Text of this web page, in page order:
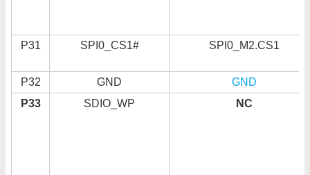
P31 SPI0_CS1# SPI0_M2.CS1
P32 GND
GND
P33
SDIO_WP NC